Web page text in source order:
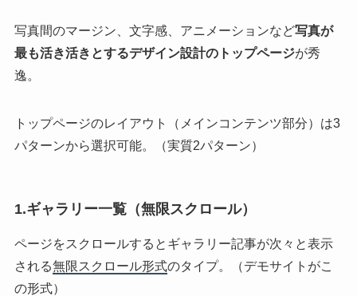
写真間のマージン、文字感、アニメーションなど写真が
最も活き活きとするデザイン設計のトップページが秀
逸。
トップページのレイアウト（メインコンテンツ部分）は3
パターンから選択可能。（実質2パターン）
1.ギャラリー一覧（無限スクロール）
ページをスクロールするとギャラリー記事が次々と表示
される無限スクロール形式のタイプ。（デモサイトがこ
の形式）